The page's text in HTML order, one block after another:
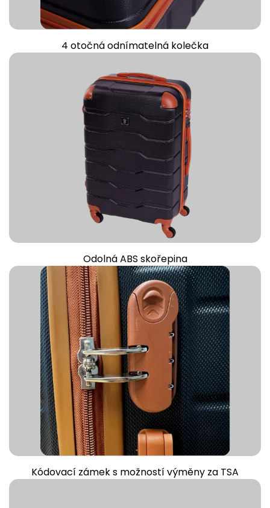
4 otočná odnímatelná kolečka
Odolná ABS skořepina
Kódovací zámek s možností výměny za TSA